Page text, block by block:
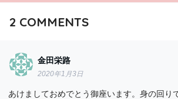
2 COMMENTS
金田栄路
2020年1月3日
あけましておめでとう御座います。身の回り